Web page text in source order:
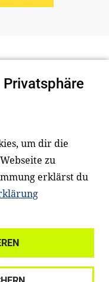
um dir die
zu
erklärst du